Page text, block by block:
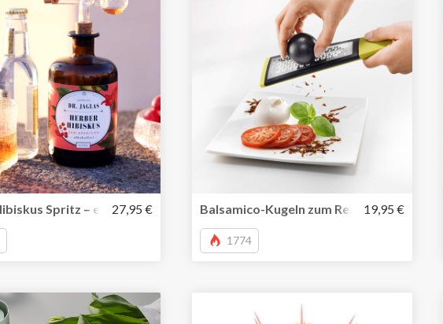
Magware aus Aluminium in modernen Farben
Spritz – eine alkoholfreie Alternative zu Aperol
27,95 € Balsamico-Kugeln zum Reiben und
19,95 €
1774